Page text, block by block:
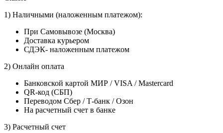
1) Наличными (наложенным платежом):
При Самовывозе (Москва)
Доставка курьером
СДЭК- наложенным платежом
2) Онлайн оплата
Банковской картой МИР / VISA / Mastercard
QR-код (СБП)
Переводом Сбер / Т-банк / Озон
На расчетный счет в банке
3) Расчетный счет